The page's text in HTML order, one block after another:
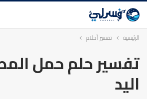
الرئيسية تفسير أحلام
تفسير حلم حمل
اليد